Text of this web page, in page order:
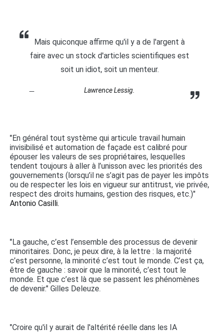
Mais quiconque affirme qu'il y a de l'argent à
faire avec un stock d'articles scientifiques est
soit un idiot, soit un menteur.
Lawrence Lessig.
"En général tout système qui articule travail humain
invisibilisé et automation de façade est calibré pour
épouser les valeurs de ses propriétaires, lesquelles
tendent toujours à aller à l’unisson avec les priorités des
gouvernements (lorsqu’il ne s’agit pas de payer les impôts
ou de respecter les lois en vigueur sur antitrust, vie privée,
respect des droits humains, gestion des risques, etc.)"
Antonio Casilli.
"La gauche, c’est l’ensemble des processus de devenir
minoritaires. Donc, je peux dire, à la lettre : la majorité
c’est personne, la minorité c’est tout le monde. C’est ça,
être de gauche : savoir que la minorité, c’est tout le
monde. Et que c’est là que se passent les phénomènes
de devenir." Gilles Deleuze.
"Croire qu'il y aurait de l'altérité réelle dans les IA